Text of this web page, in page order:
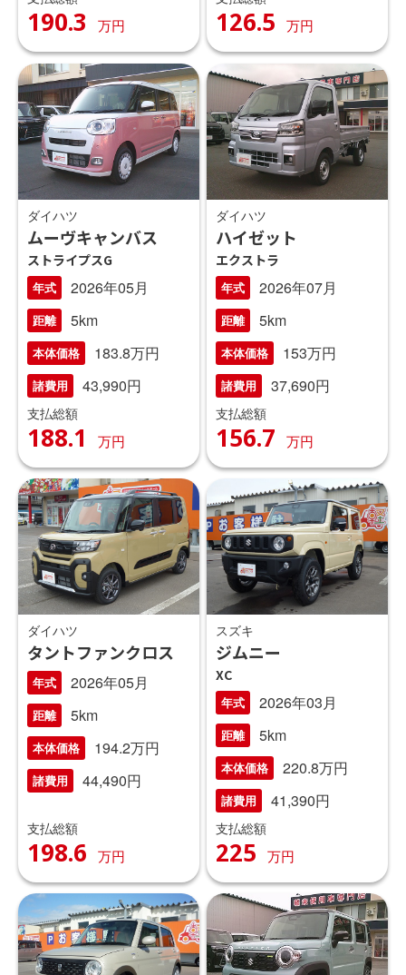
190.3 万円 126.5 万円
ダイハツ
ムーヴキャンバス
ストライプスG
年式 2026年05月
距離 5km
本体価格 183.8万円
諸費用 43,990円
支払総額
188.1 万円
ダイハツ
ハイゼット
エクストラ
年式 2026年07月
距離 5km
本体価格 153万円
諸費用 37,690円
支払総額
156.7 万円
ダイハツ
タントファンクロス
年式 2026年05月
距離 5km
本体価格 194.2万円
諸費用 44,490円
支払総額
198.6 万円
スズキ
ジムニー
XC
年式 2026年03月
距離 5km
本体価格 220.8万円
諸費用 41,390円
支払総額
225 万円